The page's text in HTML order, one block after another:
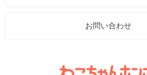
お問い合わせ